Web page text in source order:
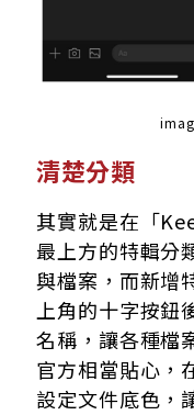
清楚分類
其實就是在「
最上方的特輯分
與檔案，而新增
上角的十字按鈕
名稱，讓各種檔
官方相當貼心，
設定文件底色，